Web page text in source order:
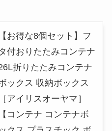
【お得な8個セット】フ
付おりたたみコンテナ
折りたたみコンテナ
ックス 収納ボックス
［アイリスオーヤマ］
【コンテナ コンテナボ